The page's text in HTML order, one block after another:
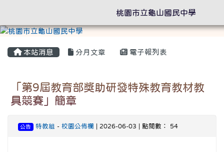
本站消息 分月文章 電子報列表
「第9屆教育部獎助研發特殊教育教材教
具競賽」簡章
公告 特教組 - 校園公佈欄 | 2026-06-03 | 點閱數： 54
桃園市立龜山國民中學